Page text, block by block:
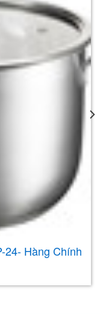
24- Hàng Chính